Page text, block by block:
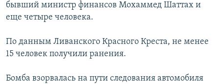
бывший министр финансов Мохаммед Шаттах и
еще четыре человека.
По данным Ливанского Красного Креста, не менее
15 человек получили ранения.
Бомба взорвалась на пути следования автомобиля